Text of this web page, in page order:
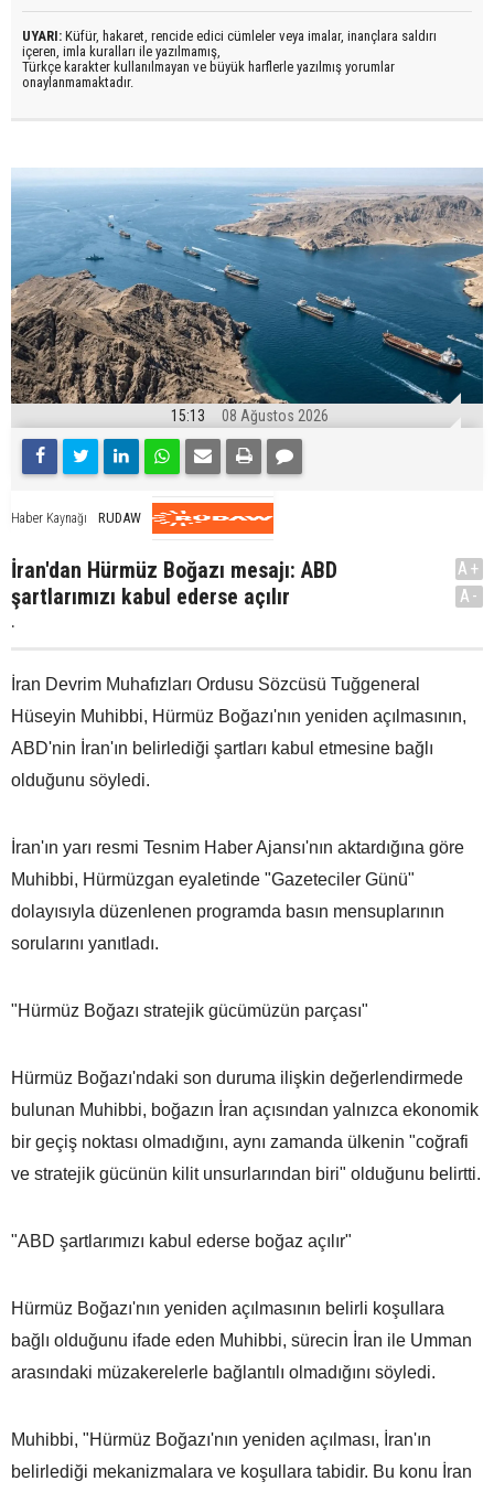
UYARI: Küfür, hakaret, rencide edici cümleler veya imalar, inançlara saldırı
içeren, imla kuralları ile yazılmamış,
Türkçe karakter kullanılmayan ve büyük harflerle yazılmış yorumlar
onaylanmamaktadır.
15:13 08 Ağustos 2026
Haber Kaynağı RUDAW
İran'dan Hürmüz Boğazı mesajı: ABD
şartlarımızı kabul ederse açılır
.
A+
A-
İran Devrim Muhafızları Ordusu Sözcüsü Tuğgeneral
Hüseyin Muhibbi, Hürmüz Boğazı'nın yeniden açılmasının,
ABD'nin İran'ın belirlediği şartları kabul etmesine bağlı
olduğunu söyledi.
İran'ın yarı resmi Tesnim Haber Ajansı'nın aktardığına göre
Muhibbi, Hürmüzgan eyaletinde "Gazeteciler Günü"
dolayısıyla düzenlenen programda basın mensuplarının
sorularını yanıtladı.
"Hürmüz Boğazı stratejik gücümüzün parçası"
Hürmüz Boğazı'ndaki son duruma ilişkin değerlendirmede
bulunan Muhibbi, boğazın İran açısından yalnızca ekonomik
bir geçiş noktası olmadığını, aynı zamanda ülkenin "coğrafi
ve stratejik gücünün kilit unsurlarından biri" olduğunu belirtti.
"ABD şartlarımızı kabul ederse boğaz açılır"
Hürmüz Boğazı'nın yeniden açılmasının belirli koşullara
bağlı olduğunu ifade eden Muhibbi, sürecin İran ile Umman
arasındaki müzakerelerle bağlantılı olmadığını söyledi.
Muhibbi, "Hürmüz Boğazı'nın yeniden açılması, İran'ın
belirlediği mekanizmalara ve koşullara tabidir. Bu konu İran